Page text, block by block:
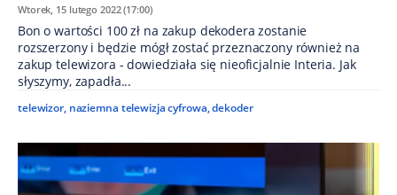
Wtorek, 15 lutego 2022 (17:00)
Bon o wartości 100 zł na zakup dekodera zostanie
rozszerzony i będzie mógł zostać przeznaczony również na
zakup telewizora - dowiedziała się nieoficjalnie Interia. Jak
słyszymy, zapadła...
telewizor, naziemna telewizja cyfrowa,dekoder